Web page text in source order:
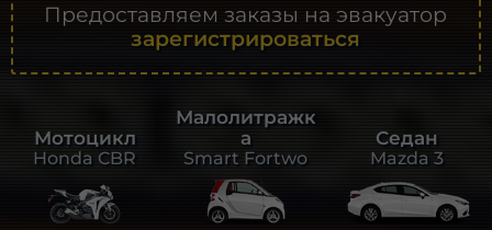
Предоставляем заказы на эвакуатор
зарегистрироваться
Мотоцикл
Honda CBR
Малолитражк
а
Smart Fortwo
Седан
Mazda 3